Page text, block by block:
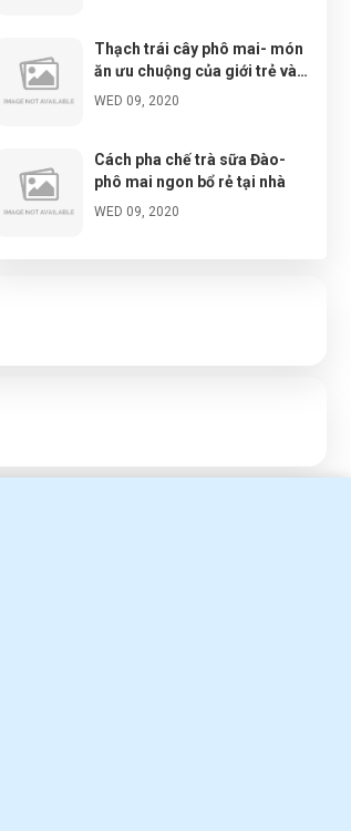
Thạch trái cây phô mai- món
ăn ưu chuộng của giới trẻ và
cách chế biến cực đơn giản
WED 09, 2020
Cách pha chế trà sữa Đào-
phô mai ngon bổ rẻ tại nhà
WED 09, 2020